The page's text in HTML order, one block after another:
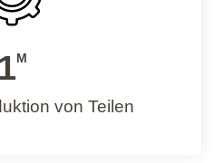
von Teilen
1M